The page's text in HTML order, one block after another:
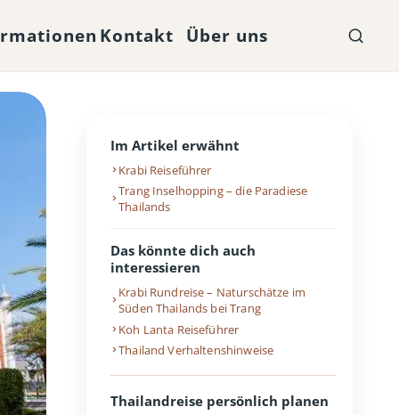
Kontakt Über uns
Im Artikel erwähnt
Krabi Reiseführer
Trang Inselhopping – die Paradiese
Thailands
Das könnte dich auch
interessieren
Krabi Rundreise – Naturschätze im
Süden Thailands bei Trang
Koh Lanta Reiseführer
Thailand Verhaltenshinweise
Thailandreise persönlich planen